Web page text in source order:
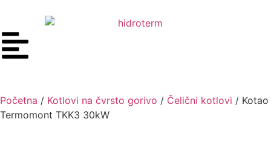
Početna / Kotlovi na čvrsto gorivo / Čelični kotlovi / Kotao
Termomont TKK3 30kW